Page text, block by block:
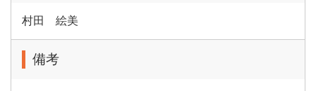
村田 絵美
備考